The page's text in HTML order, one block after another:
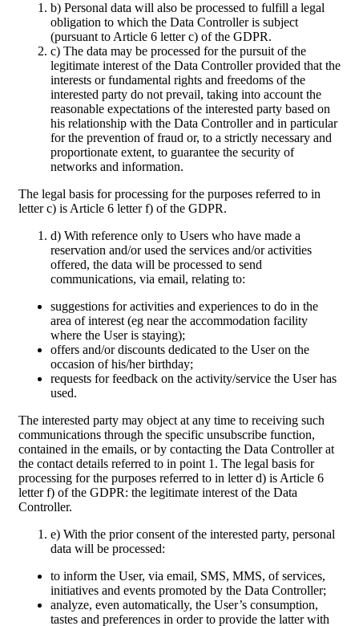
b) Personal data will also be processed to fulfill a legal
obligation to which the Data Controller is subject
(pursuant to Article 6 letter c) of the GDPR.
c) The data may be processed for the pursuit of the
legitimate interest of the Data Controller provided that the
interests or fundamental rights and freedoms of the
interested party do not prevail, taking into account the
reasonable expectations of the interested party based on
his relationship with the Data Controller and in particular
for the prevention of fraud or, to a strictly necessary and
proportionate extent, to guarantee the security of
networks and information.
The legal basis for processing for the purposes referred to in
letter c) is Article 6 letter f) of the GDPR.
d) With reference only to Users who have made a
reservation and/or used the services and/or activities
offered, the data will be processed to send
communications, via email, relating to:
suggestions for activities and experiences to do in the
area of interest (eg near the accommodation facility
where the User is staying);
offers and/or discounts dedicated to the User on the
occasion of his/her birthday;
requests for feedback on the activity/service the User has
used.
The interested party may object at any time to receiving such
communications through the specific unsubscribe function,
contained in the emails, or by contacting the Data Controller at
the contact details referred to in point 1. The legal basis for
processing for the purposes referred to in letter d) is Article 6
letter f) of the GDPR: the legitimate interest of the Data
Controller.
e) With the prior consent of the interested party, personal
data will be processed:
to inform the User, via email, SMS, MMS, of services,
initiatives and events promoted by the Data Controller;
analyze, even automatically, the User’s consumption,
tastes and preferences in order to provide the latter with